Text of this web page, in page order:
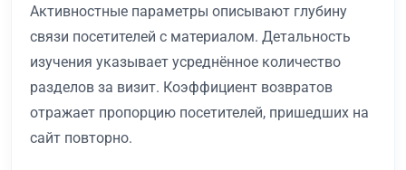
Активностные параметры описывают глубину
связи посетителей с материалом. Детальность
изучения указывает усреднённое количество
разделов за визит. Коэффициент возвратов
отражает пропорцию посетителей, пришедших на
сайт повторно.